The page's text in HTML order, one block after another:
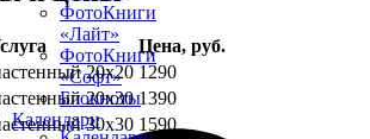
ФотоКниги
«Лайт»
ФотоКниги
«Софт»
Блокноты
Календари
Цена, руб.
20х20 1290
20х30 1390
30х30 1590